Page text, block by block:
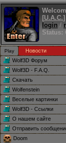
[U.A.C.]
login /
Status:
Новости
Wolf3D Форум
Wolf3D - F.A.Q.
Скачать
Wolfenstein
Веселые картинки
Wolf3D - Ссылки
О нашем сайте
Отправить
Doom